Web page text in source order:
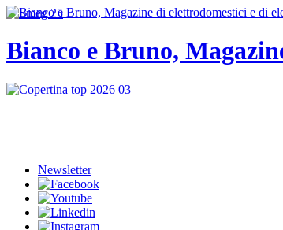
Bianco e Bruno,
Newsletter